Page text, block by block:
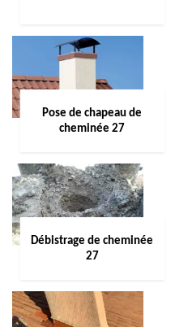
Pose de chapeau de
cheminée 27
Débistrage de cheminée
27